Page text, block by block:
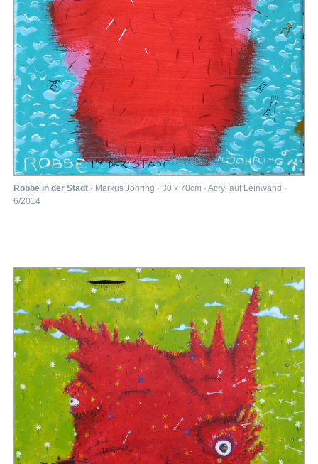
Robbe in der Stadt · Markus Jöhring · 30 x 70cm · Acryl auf Leinwand ·
6/2014